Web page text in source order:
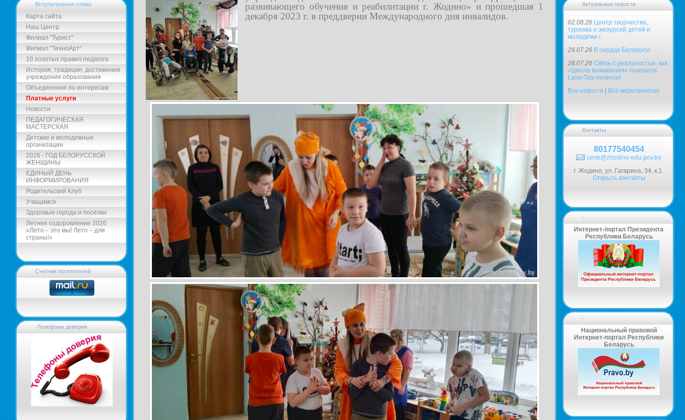
Вступительное слово
Карта сайта
Наш Центр
Филиал "Турист"
Филиал "ТехноАрт"
10 золотых правил педагога
История, традиции, достижения
учреждения образования
Объединения по интересам
Платные услуги
Новости
ПЕДАГОГИЧЕСКАЯ
МАСТЕРСКАЯ
Детские и молодежные
организации
2026 - ГОД БЕЛОРУССКОЙ
ЖЕНЩИНЫ
ЕДИНЫЙ ДЕНЬ
ИНФОРМИРОВАНИЯ
Родительский Клуб
Учащимся
Здоровые города и поселки
Летнее оздоровление 2026
«Лето – это мы! Лето – для
страны!»
Счетчик посетителей
-Телефоны доверия
развивающего обучения и реабилитации г. Жодино» и прошедшая 1
декабря 2023 г. в преддверии Международного дня инвалидов.
Актуальные новости
02.08.26 Центр творчества,
туризма и экскурсий детей и
молодёжи г.
29.07.26 В сердце Беларуси:
28.07.26 Связь с реальностью: как
«Школа выживания» покорила
LaserTag-полигон!
Все новости
Все мероприятия
Контакты
80177540454
centr@zhodino-edu.gov.by
г. Жодино, ул. Гагарина, 34, к.1.
Открыть контакты
-
Интернет-портал Президента
Республики Беларусь
-
Национальный правовой
Интернет-портал Республики
Беларусь